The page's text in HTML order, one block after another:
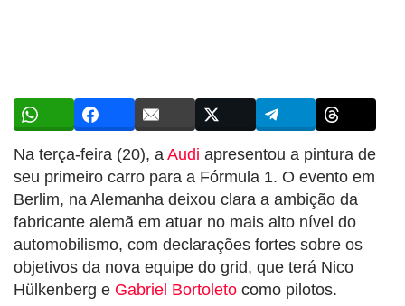
Na terça-feira (20), a Audi apresentou a pintura de
seu primeiro carro para a Fórmula 1. O evento em
Berlim, na Alemanha deixou clara a ambição da
fabricante alemã em atuar no mais alto nível do
automobilismo, com declarações fortes sobre os
objetivos da nova equipe do grid, que terá Nico
Hülkenberg e Gabriel Bortoleto como pilotos.